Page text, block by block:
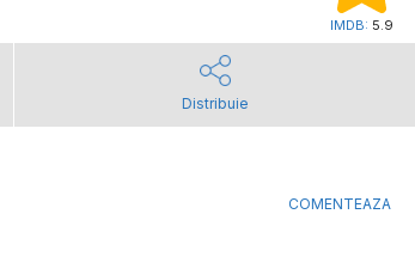
IMDB: 5.9
Distribuie
COMENTEAZA